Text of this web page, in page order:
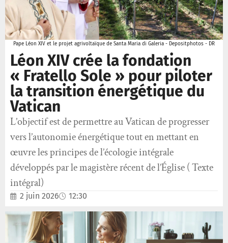
Pape Léon XIV et le projet agrivoltaïque de Santa Maria di Galeria - Depositphotos - DR
Léon XIV crée la fondation
« Fratello Sole » pour piloter
la transition énergétique du
Vatican
L’objectif est de permettre au Vatican de progresser
vers l’autonomie énergétique tout en mettant en
œuvre les principes de l’écologie intégrale
développés par le magistère récent de l’Église ( Texte
intégral)
2 juin 2026 12:30